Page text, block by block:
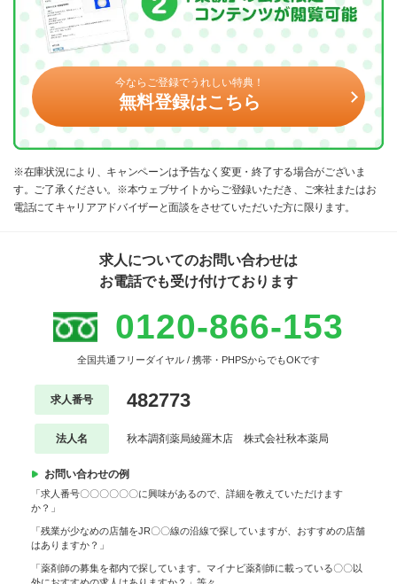
今ならご登録でうれしい特典！
無料登録はこちら
※在庫状況により、キャンペーンは予告なく変更・終了する場合がございま
す。ご了承ください。※本ウェブサイトからご登録いただき、ご来社またはお
電話にてキャリアアドバイザーと面談をさせていただいた方に限ります。
求人についてのお問い合わせは
お電話でも受け付けております
0120-866-153
全国共通フリーダイヤル / 携帯・PHPSからでもOKです
求人番号 482773
法人名 秋本調剤薬局綾羅木店 株式会社秋本薬局
お問い合わせの例
「求人番号〇〇〇〇〇〇に興味があるので、詳細を教えていただけます
か？」
「残業が少なめの店舗をJR〇〇線の沿線で探していますが、おすすめの店舗
はありますか？」
「薬剤師の募集を都内で探しています。マイナビ薬剤師に載っている〇〇以